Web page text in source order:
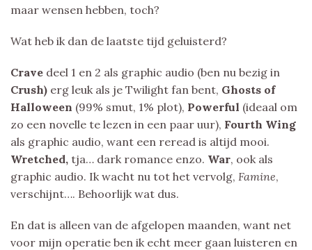
maar wensen hebben, toch?
Wat heb ik dan de laatste tijd geluisterd?
Crave deel 1 en 2 als graphic audio (ben nu bezig in
Crush) erg leuk als je Twilight fan bent, Ghosts of
Halloween (99% smut, 1% plot), Powerful (ideaal om
zo een novelle te lezen in een paar uur), Fourth Wing
als graphic audio, want een reread is altijd mooi.
Wretched, tja… dark romance enzo. War, ook als
graphic audio. Ik wacht nu tot het vervolg, Famine,
verschijnt…. Behoorlijk wat dus.
En dat is alleen van de afgelopen maanden, want net
voor mijn operatie ben ik echt meer gaan luisteren en